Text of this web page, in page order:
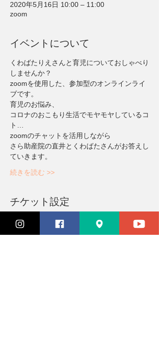
2020年5月16日 10:00 – 11:00
zoom
イベントについて
くわばたりえさんと育児についておしゃべり
しませんか？
zoomを使用した、参加型のオンラインライ
ブです。
育児のお悩み、
コロナのおこもり生活でモヤモヤしているコ
ト…
zoomのチャットを活用しながら
さら助産院の直井とくわばたさんがお答えし
ていきます。
続きを読む >>
チケット設定